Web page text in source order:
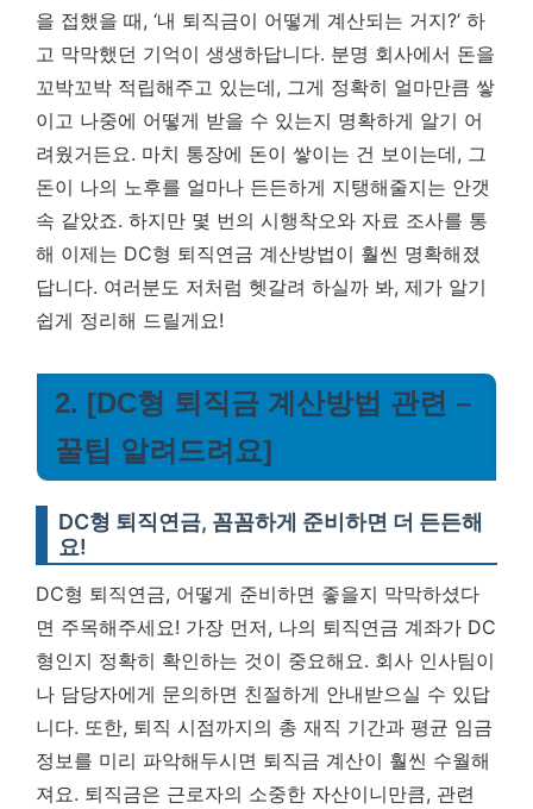
을 접했을 때, ‘내 퇴직금이 어떻게 계산되는 거지?’ 하
고 막막했던 기억이 생생하답니다. 분명 회사에서 돈을
꼬박꼬박 적립해주고 있는데, 그게 정확히 얼마만큼 쌓
이고 나중에 어떻게 받을 수 있는지 명확하게 알기 어
려웠거든요. 마치 통장에 돈이 쌓이는 건 보이는데, 그
돈이 나의 노후를 얼마나 든든하게 지탱해줄지는 안갯
속 같았죠. 하지만 몇 번의 시행착오와 자료 조사를 통
해 이제는 DC형 퇴직연금 계산방법이 훨씬 명확해졌
답니다. 여러분도 저처럼 헷갈려 하실까 봐, 제가 알기
쉽게 정리해 드릴게요!
2. [DC형 퇴직금 계산방법 관련 –
꿀팁 알려드려요]
DC형 퇴직연금, 꼼꼼하게 준비하면 더 든든해
요!
DC형 퇴직연금, 어떻게 준비하면 좋을지 막막하셨다
면 주목해주세요! 가장 먼저, 나의 퇴직연금 계좌가 DC
형인지 정확히 확인하는 것이 중요해요. 회사 인사팀이
나 담당자에게 문의하면 친절하게 안내받으실 수 있답
니다. 또한, 퇴직 시점까지의 총 재직 기간과 평균 임금
정보를 미리 파악해두시면 퇴직금 계산이 훨씬 수월해
져요. 퇴직금은 근로자의 소중한 자산이니만큼, 관련